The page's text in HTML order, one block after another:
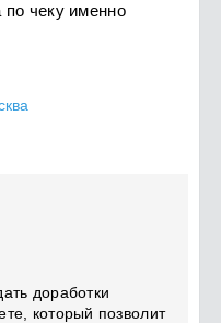
по чеку именно
доработки
который позволит